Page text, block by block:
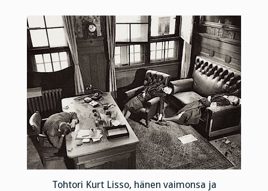
Tohtori Kurt Lisso, hänen vaimonsa ja